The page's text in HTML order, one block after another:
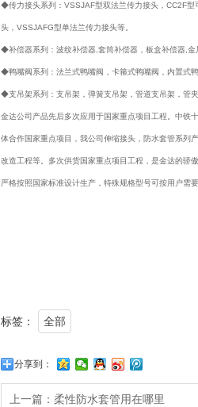
◆传力接头系列：VSSJAF型双法兰传力接头，CC2F型
头，VSSJAFG型单法兰传力接头等。
◆补偿器系列：波纹补偿器,套筒补偿器，板盒补偿器,金
◆鸭嘴阀系列：法兰式鸭嘴阀，卡箍式鸭嘴阀，内置式
◆支吊架系列：支吊架，弹簧支吊架，管道支吊架，管
金达公司产品先后多次应用于国家重点项目工程。中铁
体合作国家重点项目，我公司伸缩接头，防水套管系列
改造工程等。多次供货国家重点项目工程，是金达的骄
严格按照国家标准设计生产，特殊规格型号可按用户需
标签： 全部
分享到：
上一篇： 柔性防水套管用在哪里